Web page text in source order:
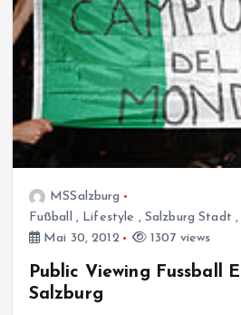
MSSalzburg
Fußball
, Lifestyle , Salzburg Stadt
Mai 30, 2012
1307 views
Public Viewing Fussball
Salzburg